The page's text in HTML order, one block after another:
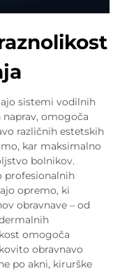
sistemi vodilnih
naprav, omogoča
različnih estetskih
kar maksimalno
bolnikov.
profesionalnih
opremo, ki
obravnave – od
omogoča
obravnavo
po akni, kirurške